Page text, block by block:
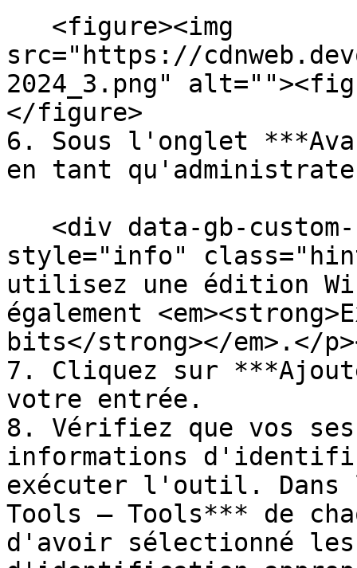
src="https://
2024_3.png"
</figure>
6. Sous l'onglet
en tant
style="info"
utilisez une édition
également
bits</strong></em>.</
7. Cliquez sur
votre entrée.
8. Vérifiez que vos
informations
exécuter l'outil. Dans
Tools – Tools*** de
d'avoir sélectionné